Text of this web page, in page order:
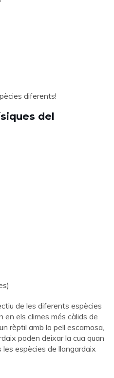
diferents!
del
de les diferents espècies
els climes més càlids de
rèptil amb la pell escamosa,
poden deixar la cua quan
espècies de llangardaix